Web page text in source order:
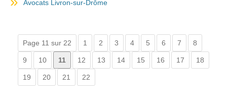
Avocats Livron-sur-Drôme
Page 11 sur 22 1 2 3 4 5 6 7 8
9 10 11 12 13 14 15 16 17 18
19 20 21 22